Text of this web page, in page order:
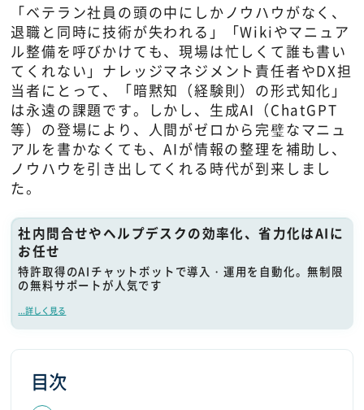
「ベテラン社員の頭の中にしかノウハウがなく、
退職と同時に技術が失われる」「Wikiやマニュア
ル整備を呼びかけても、現場は忙しくて誰も書い
てくれない」ナレッジマネジメント責任者やDX担
当者にとって、「暗黙知（経験則）の形式知化」
は永遠の課題です。しかし、生成AI（ChatGPT
等）の登場により、人間がゼロから完璧なマニュ
アルを書かなくても、AIが情報の整理を補助し、
ノウハウを引き出してくれる時代が到来しまし
た。
社内問合せやヘルプデスクの効率化、省力化はAIに
お任せ
特許取得のAIチャットボットで導入・運用を自動化。無制限
の無料サポートが人気です
...詳しく見る
目次